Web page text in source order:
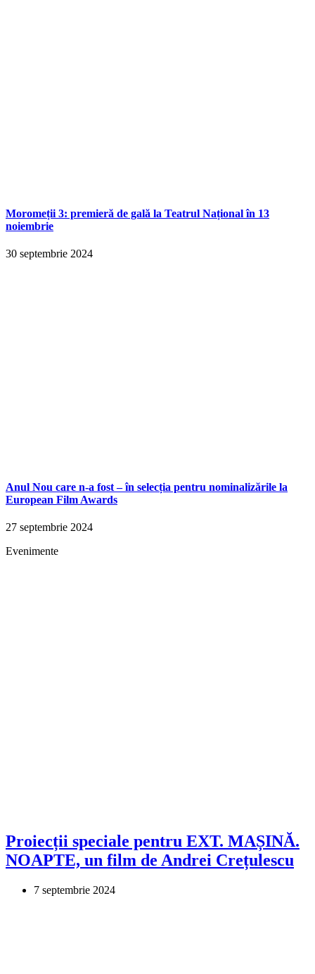
Moromeții 3: premieră de gală la Teatrul Național în 13
noiembrie
30 septembrie 2024
Anul Nou care n-a fost – în selecția pentru nominalizările la
European Film Awards
27 septembrie 2024
Evenimente
Proiecții speciale pentru EXT. MAȘINĂ.
NOAPTE, un film de Andrei Crețulescu
7 septembrie 2024